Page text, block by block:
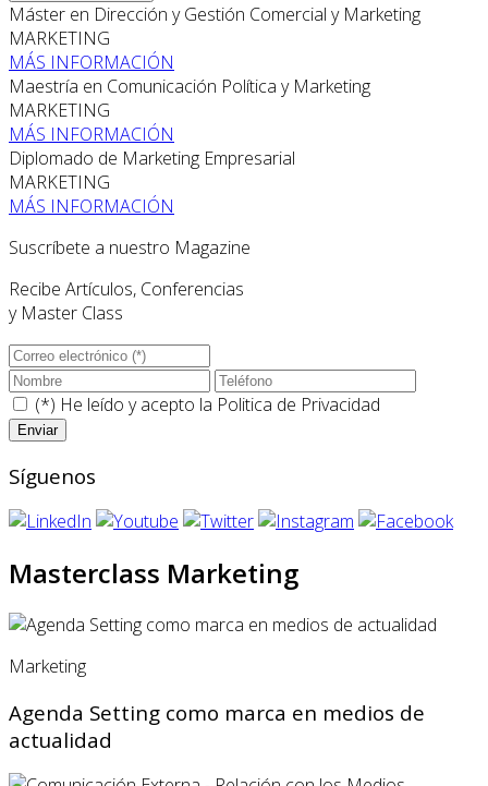
Máster en Dirección y Gestión Comercial y Marketing
MARKETING
MÁS INFORMACIÓN
Maestría en Comunicación Política y Marketing
MARKETING
MÁS INFORMACIÓN
Diplomado de Marketing Empresarial
MARKETING
MÁS INFORMACIÓN
Suscríbete a nuestro Magazine
Recibe Artículos, Conferencias
y Master Class
(*) He leído y acepto la Politica de Privacidad
Síguenos
Masterclass Marketing
Marketing
Agenda Setting como marca en medios de
actualidad